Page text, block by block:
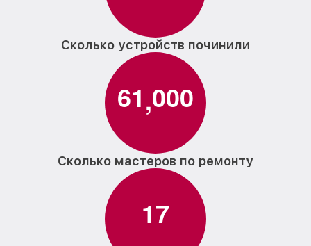
Сколько устройств починили
61,000
Сколько мастеров по ремонту
17